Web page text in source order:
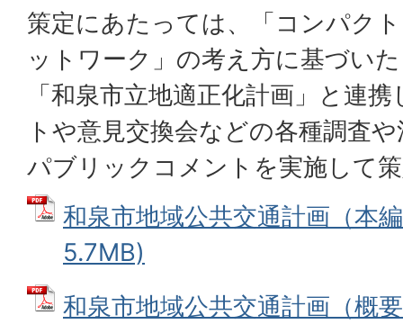
策定にあたっては、「コンパク
ットワーク」の考え方に基づい
「和泉市立地適正化計画」と連
トや意見交換会などの各種調査
パブリックコメントを実施して
和泉市地域公共交通計画（本
5.7MB)
和泉市地域公共交通計画（概